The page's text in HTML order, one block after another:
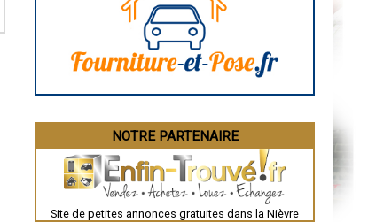
NOTRE PARTENAIRE
Site de petites annonces gratuites dans la Nièvre